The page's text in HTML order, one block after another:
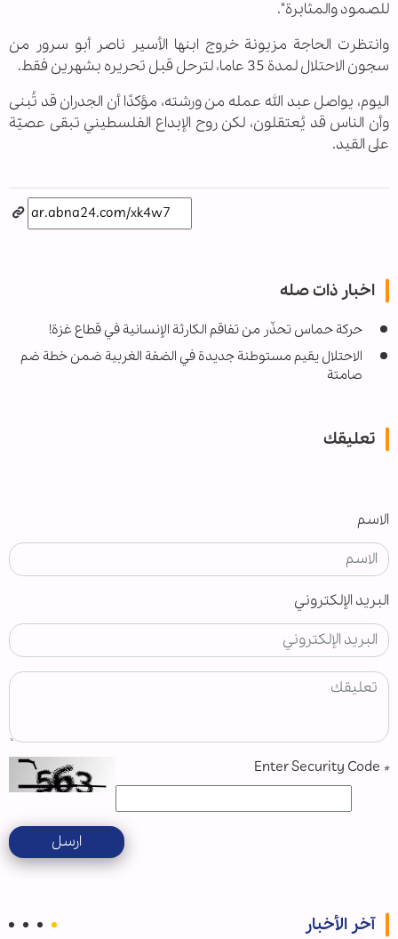
للصمود والمثابرة".
وانتظرت الحاجة مزيونة خروج ابنها الأسير ناصر أبو سرور من
سجون الاحتلال لمدة 35 عاما، لترحل قبل تحريره بشهرين فقط.
اليوم، يواصل عبد الله عمله من ورشته، مؤكدًا أن الجدران قد تُبنى
وأن الناس قد يُعتقلون، لكن روح الإبداع الفلسطيني تبقى عصيّة
على القيد.
اخبار ذات صله
حركة حماس تحذّر من تفاقم الكارثة الإنسانية في قطاع غزة!
الاحتلال يقيم مستوطنة جديدة في الضفة الغربية ضمن خطة ضم
صامتة
تعليقك
الاسم
البريد الإلكتروني
*
ارسل
آخر الأخبار